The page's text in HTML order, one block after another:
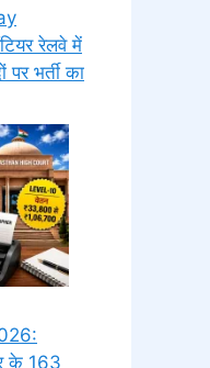
रेलवे में
भर्ती का
के 163